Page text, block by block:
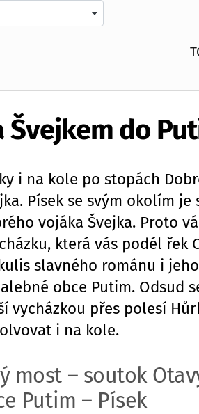
Švejkem do
i na kole po stopách
Písek se svým okolím
vojáka Švejka. Proto
která vás podél řek
slavného románu i
obce Putim. Odsud
vycházkou přes polesí
i na kole.
most – soutok
Putim – Písek